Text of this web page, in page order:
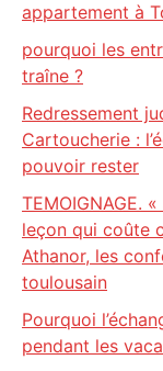
appartement à
pourquoi les
traîne ?
Redressement
Cartoucherie :
pouvoir rester
TEMOIGNAGE.
leçon qui coûte
Athanor, les
toulousain
Pourquoi
pendant les